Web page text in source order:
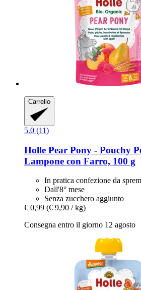
Carrello
5.0 (11)
Holle Pear Pony -​ Pouchy
Lampone con Farro, 100 g
In pratica confezione da
Dall'8° mese
Senza zucchero aggiunto
€ 0,99 (€ 9,90 / kg)
Consegna entro il giorno 12 agosto